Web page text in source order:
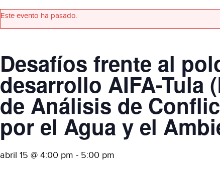
Este evento ha pasado.
Desafíos frente al
desarrollo AIFA-Tula
de Análisis de
por el Agua y el
abril 15 @ 4:00 pm - 5:00 pm